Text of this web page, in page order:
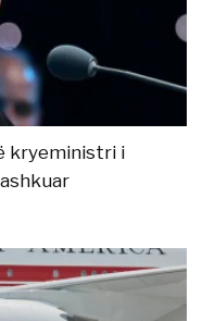
kryeministri i